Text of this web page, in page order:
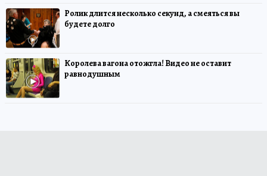
Ролик длится несколько секунд, а смеяться вы
будете долго
Королева вагона отожгла! Видео не оставит
равнодушным